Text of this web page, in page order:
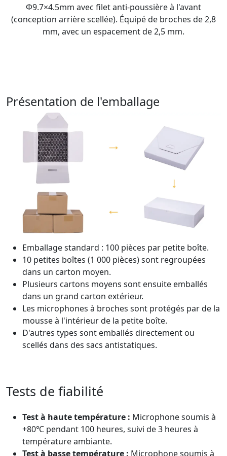
Φ9.7×4.5mm avec filet anti-poussière à l'avant
(conception arrière scellée). Équipé de broches de 2,8
mm, avec un espacement de 2,5 mm.
Présentation de l'emballage
Emballage standard : 100 pièces par petite boîte.
10 petites boîtes (1 000 pièces) sont regroupées
dans un carton moyen.
Plusieurs cartons moyens sont ensuite emballés
dans un grand carton extérieur.
Les microphones à broches sont protégés par de la
mousse à l'intérieur de la petite boîte.
D'autres types sont emballés directement ou
scellés dans des sacs antistatiques.
Tests de fiabilité
Test à haute température : Microphone soumis à
+80℃ pendant 100 heures, suivi de 3 heures à
température ambiante.
Test à basse température : Microphone soumis à